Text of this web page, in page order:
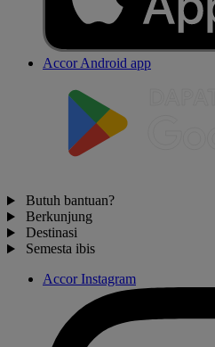
Accor Android app
Butuh bantuan?
Berkunjung
Destinasi
Semesta ibis
Accor Instagram